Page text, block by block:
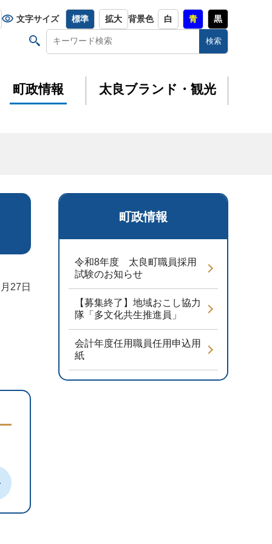
文字サイズ 標準 拡大 背景色 白 青 黒
町政情報 太良ブランド・観光
町政情報
令和8年度 太良町職員採用
試験のお知らせ
【募集終了】地域おこし協力
隊「多文化共生推進員」
会計年度任用職員任用申込用
紙
27日